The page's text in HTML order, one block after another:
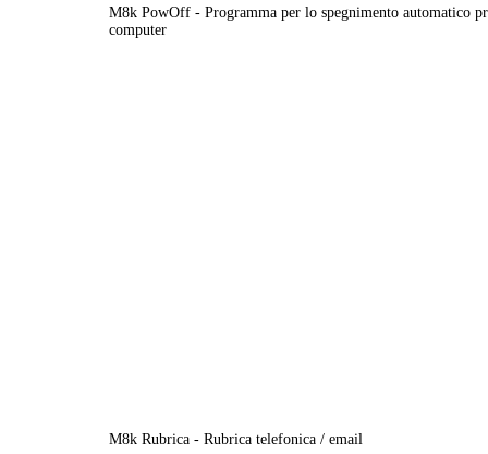
M8k PowOff - Programma per lo spegnimento automatico
computer
M8k Rubrica - Rubrica telefonica / email